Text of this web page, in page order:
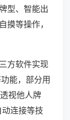
型、智能出
摸等操作，
方软件实现
能，部分用
视他人牌
连接等技